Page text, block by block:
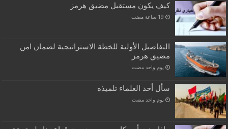
كيف يكون مستقبل مضيق هرمز
التفاصيل الأولية للخطة الاستراتيجية لضمان امن
مضيق هرمز
‏يوم واحد مضت
سأل أحد العلماء تلميذه
‏يوم واحد مضت